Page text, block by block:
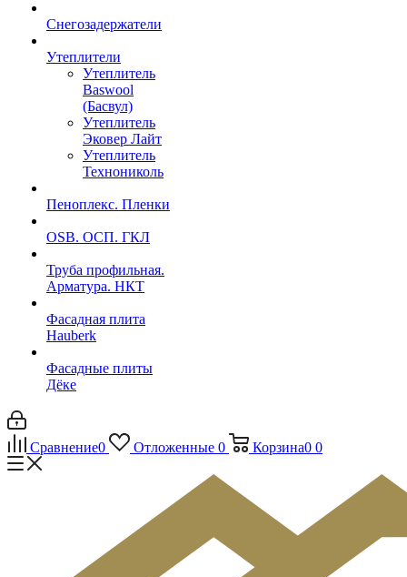
Снегозадержатели
Утеплители
Утеплитель
Baswool
(Басвул)
Утеплитель
Эковер Лайт
Утеплитель
Технониколь
Пеноплекс. Пленки
OSB. ОСП. ГКЛ
Труба профильная.
Арматура. НКТ
Фасадная плита
Hauberk
Фасадные плиты
Дёке
Сравнение0 Отложенные 0 Корзина0 0